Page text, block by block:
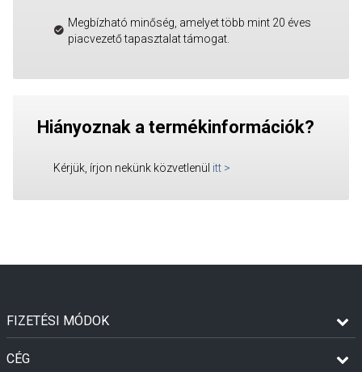
Megbízható minőség, amelyet több mint 20 éves
piacvezető tapasztalat támogat.
Hiányoznak a termékinformációk?
Kérjük, írjon nekünk közvetlenül itt >
FIZETÉSI MÓDOK
CÉG